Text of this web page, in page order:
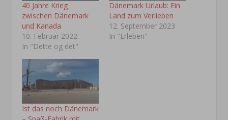
40 Jahre Krieg
zwischen Dänemark
und Kanada
10. Februar 2022
In "Dette og det"
Dänemark Urlaub: Ein
Land zum Verlieben
12. September 2023
In "Erleben"
Ist das noch Dänemark